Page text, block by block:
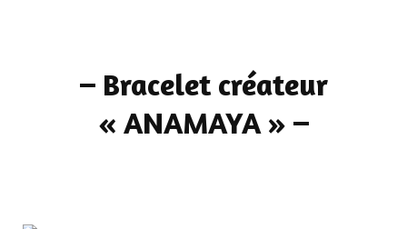
– Bracelet créateur
« ANAMAYA » –